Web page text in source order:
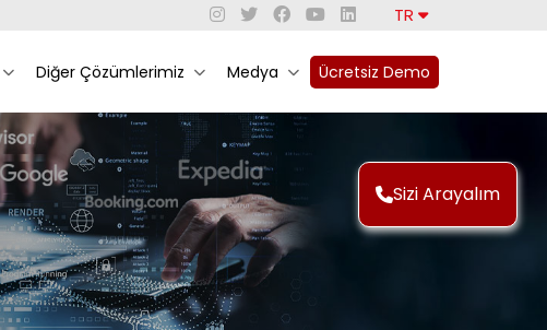
TR
Diğer Çözümlerimiz Medya Ücretsiz Demo
Sizi Arayalım